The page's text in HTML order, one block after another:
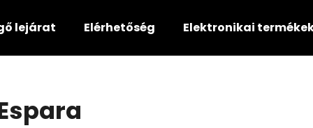
lejárat Elérhetőség Elektronikai